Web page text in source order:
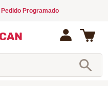
Pedido Programado